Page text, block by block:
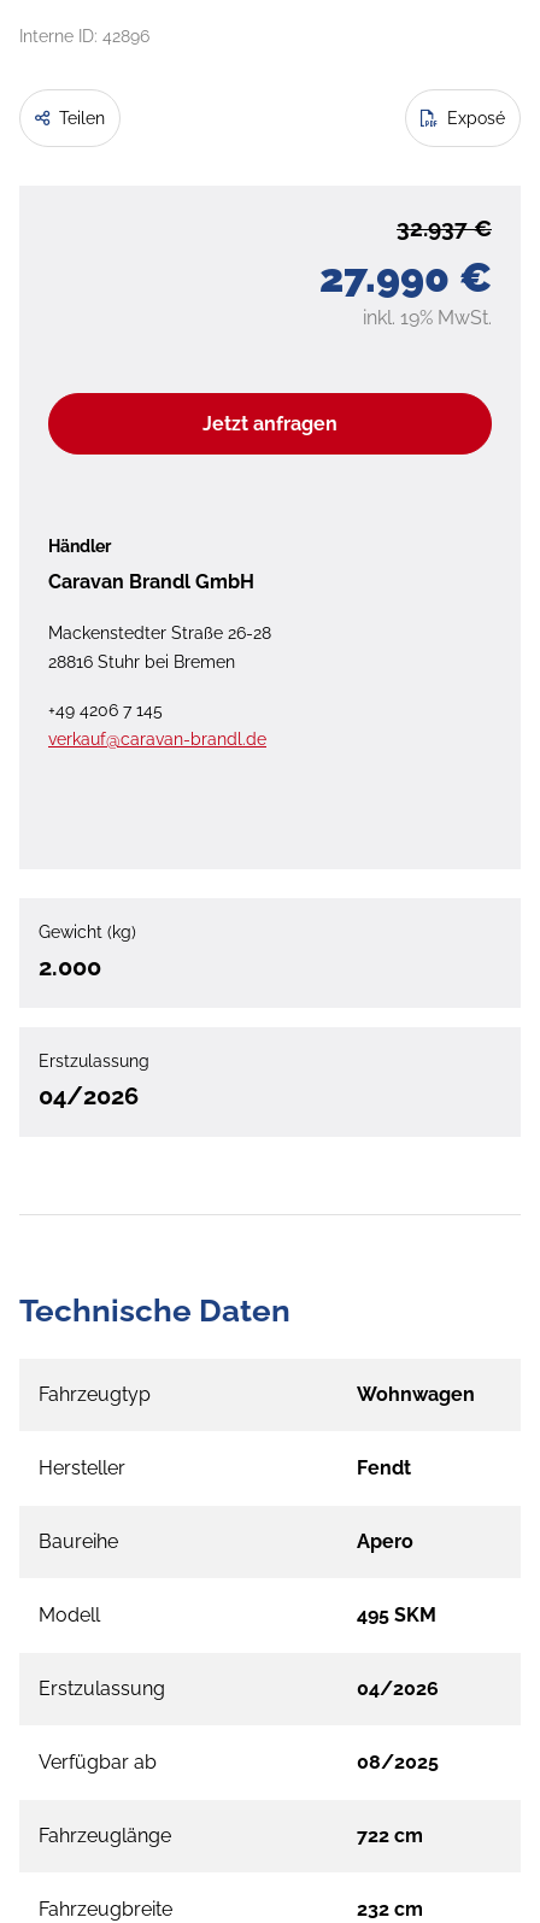
Interne ID: 42896
Teilen Exposé
27.990 €
32.937 €
inkl. 19% MwSt.
Jetzt anfragen
Händler
Caravan Brandl GmbH
Mackenstedter Straße 26-28
28816 Stuhr bei Bremen
+49 4206 7 145
verkauf@caravan-brandl.de
Gewicht (kg)
2.000
Erstzulassung
04/2026
Technische Daten
Fahrzeugtyp Wohnwagen
Hersteller Fendt
Baureihe Apero
Modell 495 SKM
Erstzulassung 04/2026
Verfügbar ab 08/2025
Fahrzeuglänge 722 cm
Fahrzeugbreite 232 cm